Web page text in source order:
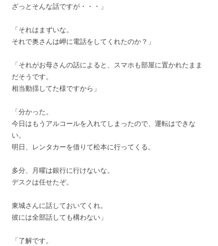
ざっとそんな話ですが・・・」
「それはまずいな。
それで奥さんは岬に電話をしてくれたのか？」
「それがお母さんの話によると、スマホも部屋に置かれたまま
だそうです。
相当動揺してた様ですから」
「分かった。
今日はもうアルコールを入れてしまったので、運転はできな
い。
明日、レンタカーを借りて松本に行ってくる。
多分、月曜は銀行に行けないな。
デスクは任せたぞ。
東城さんに話しておいてくれ。
彼には全部話しても構わない」
「了解です。